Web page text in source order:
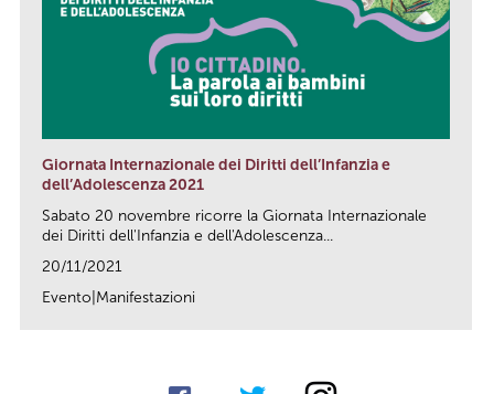
Giornata Internazionale dei Diritti dell’Infanzia e
dell’Adolescenza 2021
Sabato 20 novembre ricorre la Giornata Internazionale
dei Diritti dell'Infanzia e dell'Adolescenza...
20/11/2021
Evento|Manifestazioni